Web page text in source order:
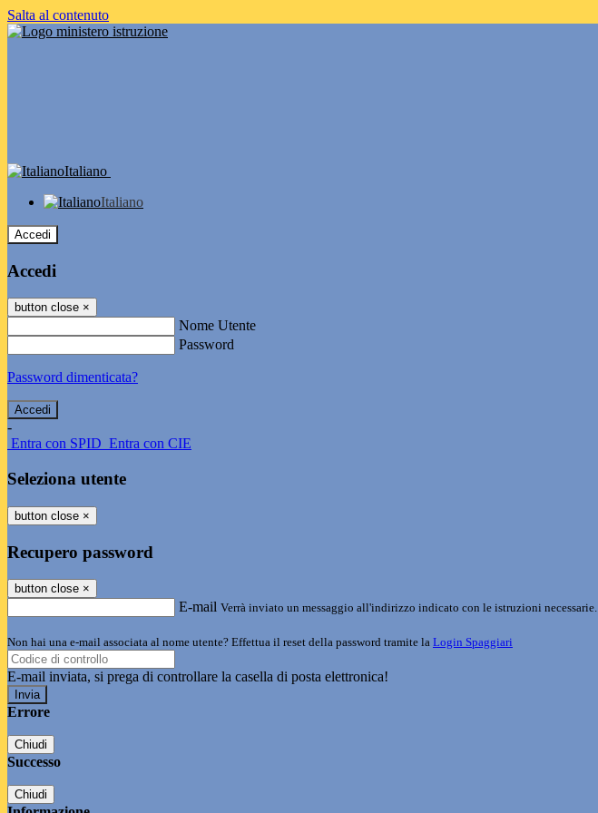
Salta al contenuto
Italiano
Italiano
Accedi
Accedi
button close ×
Nome Utente
Password
Password dimenticata?
-
Entra con SPID Entra con CIE
Seleziona utente
button close ×
Recupero password
button close ×
E-mail Verrà inviato un messaggio all'indirizzo indicato con le istruzioni necessarie.
Non hai una e-mail associata al nome utente? Effettua il reset della password tramite la Login Spaggiari
E-mail inviata, si prega di controllare la casella di posta elettronica!
Errore
Chiudi
Successo
Chiudi